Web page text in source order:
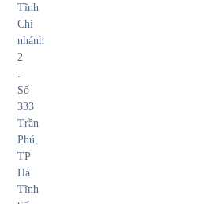
Tĩnh
Chi
nhánh
2
:
Số
333
Trần
Phú,
TP
Hà
Tĩnh